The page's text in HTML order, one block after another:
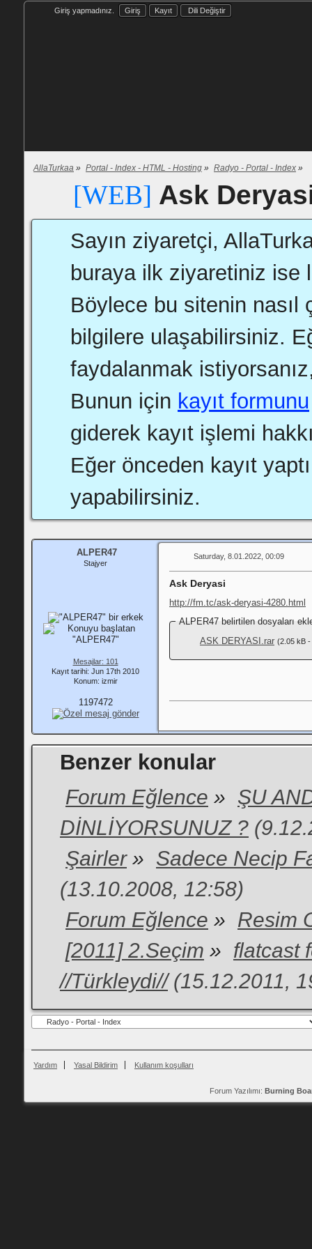
Giriş yapmadınız. Giriş Kayıt Dili Değiştir
AllaTurkaa » Portal - Index - HTML - Hosting » Radyo - Portal - Index »
[WEB] Ask
Sayın ziyaretçi,
buraya ilk ziyaretiniz ise
Böylece bu sitenin nasıl
bilgilere ulaşabilirsiniz.
faydalanmak
Bunun için kayıt formunu
giderek kayıt işlemi
Eğer önceden kayıt
yapabilirsiniz.
ALPER47
Stajyer
Mesajlar: 101
Kayıt tarihi: Jun 17th 2010
Konum: izmir
1197472
Saturday, 8.01.2022, 00:09
Ask Deryasi
http://fm.tc/ask-deryasi-4280.html
ALPER47 belirtilen dosyaları
ASK DERYASI.rar (2.05 kB -
Benzer konular
Forum Eğlence » ŞU
DİNLİYORSUNUZ ?
Şairler» Sadece Necip
(13.10.2008, 12:58)
Forum Eğlence » Resim
[2011] 2.Seçim » flatcast
//Türkleydi// (15.12.2011,
Yardım Yasal Bildirim Kullanım koşulları
Forum Yazılımı: Burning